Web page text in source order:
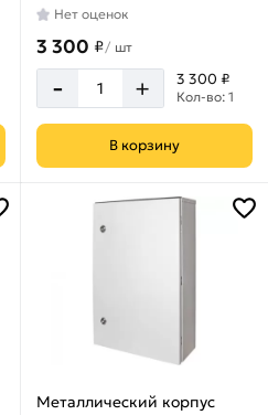
Нет оценок
3 300 ₽/ шт
- + 3 300 ₽
Кол-во: 1
В корзину
Металлический корпус